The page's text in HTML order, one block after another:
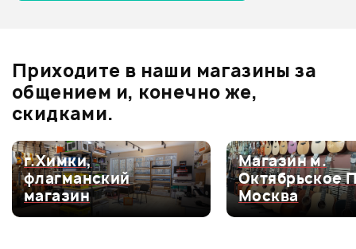
0.0
Оценка5
0
Оценка4
0
Оценка3
0
Приходите в наши магазины за
общением и, конечно же,
скидками.
г.Химки,
флагманский
магазин
Магазин м.
Октябрьское
Москва